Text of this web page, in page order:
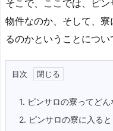
そこで、ここでは、ピ
物件なのか、そして、
るのかということについ
目次
1. ピンサロの寮ってど
2. ピンサロの寮に入る